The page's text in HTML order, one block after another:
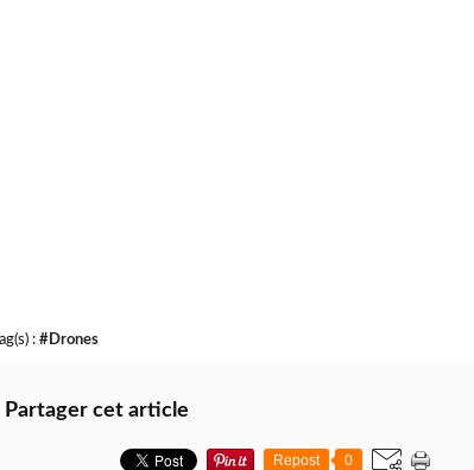
: #Drones
Partager cet article
Repost 0